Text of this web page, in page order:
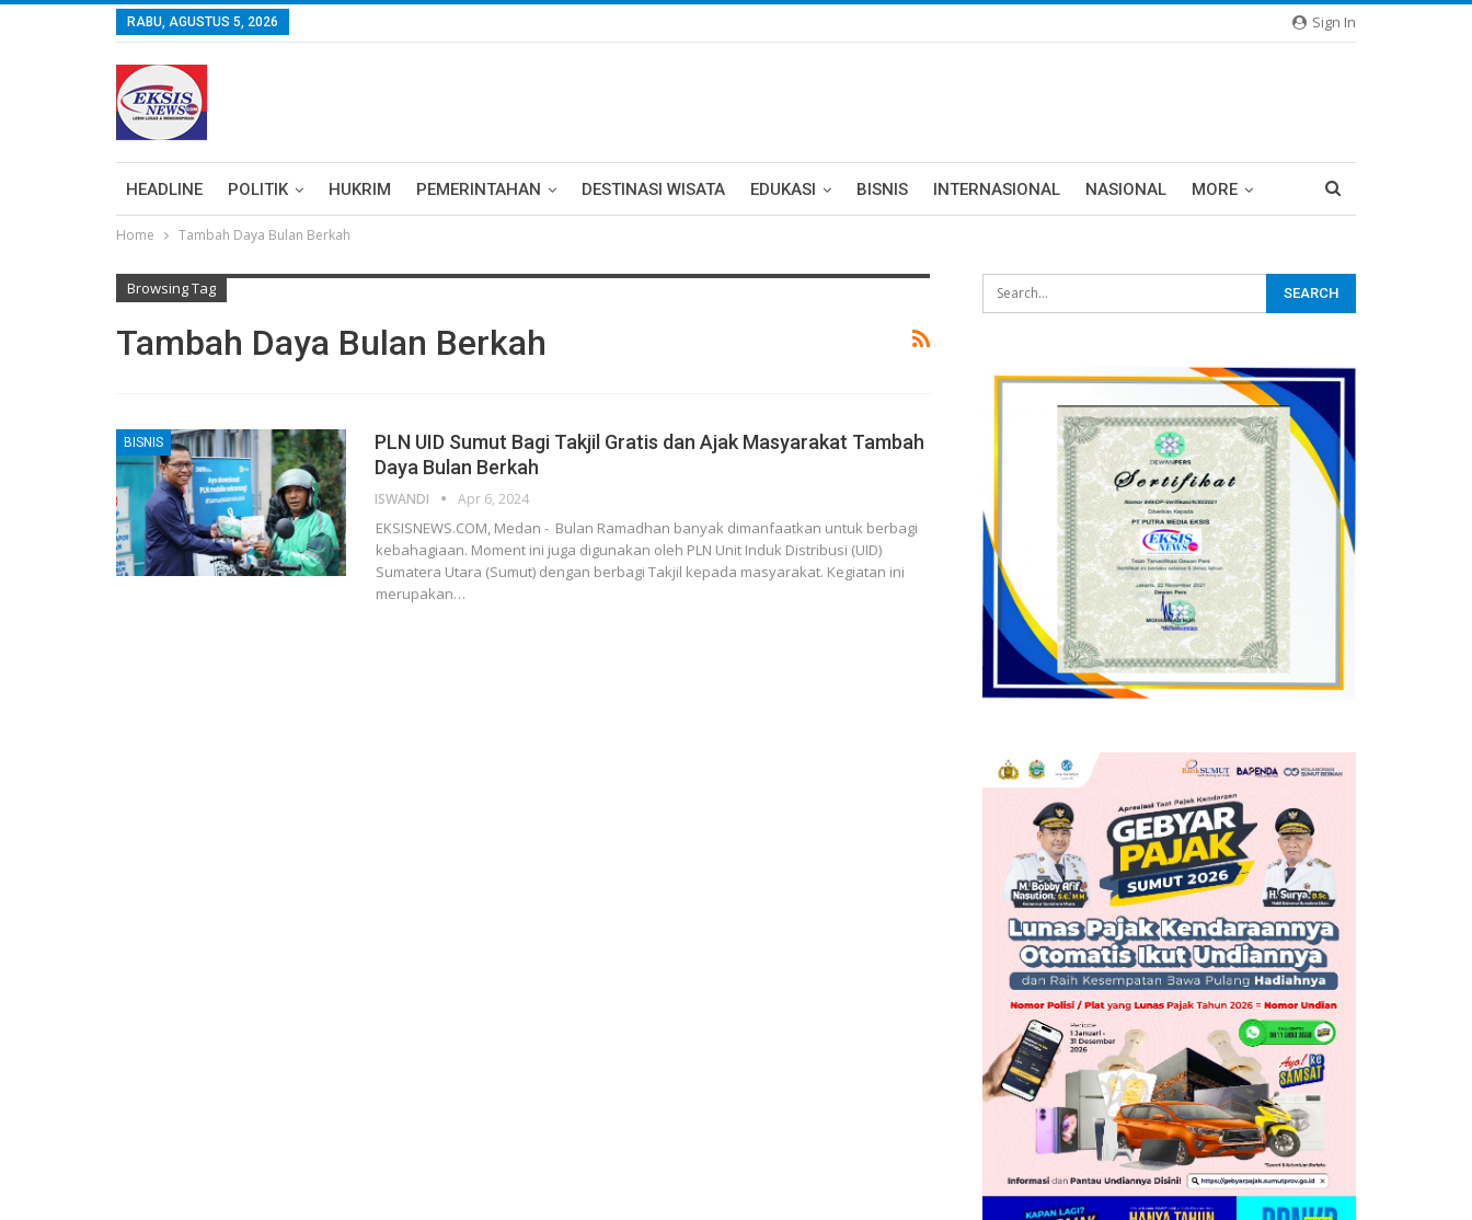
Sign In
RABU, AGUSTUS 5, 2026
HEADLINE POLITIK HUKRIM PEMERINTAHAN DESTINASI WISATA EDUKASI BISNIS INTERNASIONAL NASIONAL MORE
Home Tambah Daya Bulan Berkah
Browsing Tag
Tambah Daya Bulan Berkah
BISNIS
PLN UID Sumut Bagi Takjil Gratis dan Ajak Masyarakat Tambah
Daya Bulan Berkah
ISWANDI Apr 6, 2024
EKSISNEWS.COM, Medan - Bulan Ramadhan banyak dimanfaatkan untuk berbagi
kebahagiaan. Moment ini juga digunakan oleh PLN Unit Induk Distribusi (UID)
Sumatera Utara (Sumut) dengan berbagi Takjil kepada masyarakat. Kegiatan ini
merupakan…